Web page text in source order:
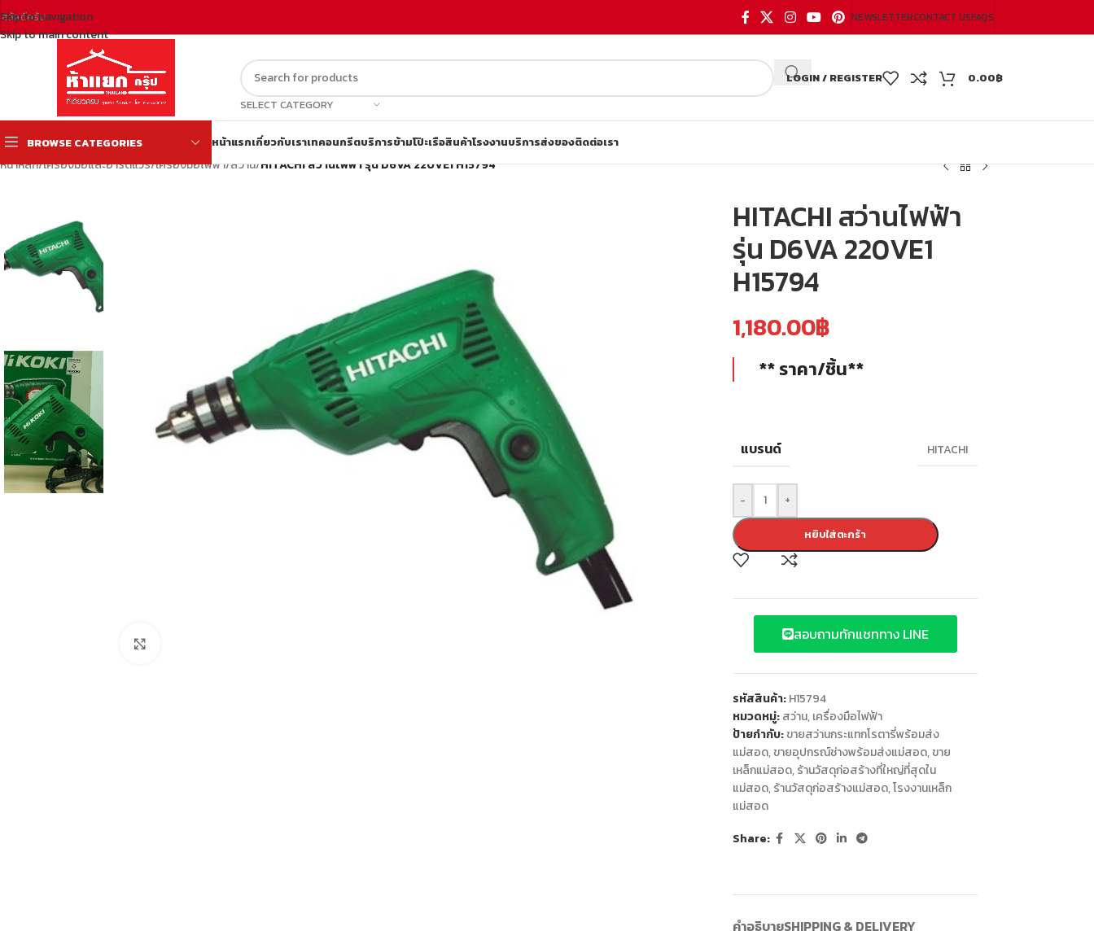
Skip to navigation
Skip to main content
สวัสดีครับ NEWSLETTERCONTACT USFAQS
SELECT CATEGORY
LOGIN / REGISTER 0.00฿
BROWSE CATEGORIES หน้าแรกเกี่ยวกับเราเทคอนกรีตบริการข้ามโป๊ะเรือสินค้าโรงงานบริการส่งของติดต่อเรา
หน้าหลัก/เครื่องมือและฮาร์ดแวร์/เครื่องมือไฟฟ้า/สว่าน/HITACHI สว่านไฟฟ้า รุ่น D6VA 220VE1 H15794
HITACHI สว่านไฟฟ้า
รุ่น D6VA 220VE1
H15794
1,180.00฿
** ราคา/ชิ้น**
แบรนด์ HITACHI
- +
หยิบใส่ตะกร้า
สอบถามทักแชททาง LINE
รหัสสินค้า:H15794
หมวดหมู่: สว่าน, เครื่องมือไฟฟ้า
ป้ายกำกับ: ขายสว่านกระแทกโรตารี่พร้อมส่ง
แม่สอด, ขายอุปกรณ์ช่างพร้อมส่งแม่สอด, ขาย
เหล็กแม่สอด, ร้านวัสดุก่อสร้างที่ใหญ่ที่สุดใน
แม่สอด, ร้านวัสดุก่อสร้างแม่สอด,โรงงานเหล็ก
แม่สอด
Share:
คำอธิบายSHIPPING & DELIVERY